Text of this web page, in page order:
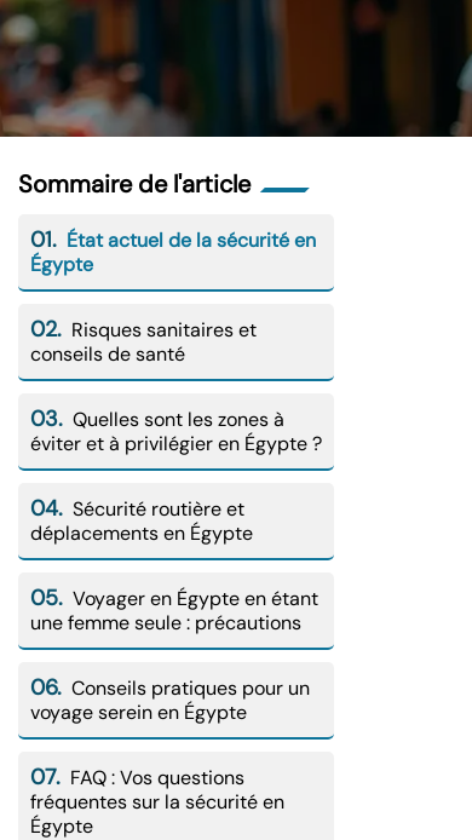
Sommaire de l'article
01. État actuel de la sécurité en
Égypte
02. Risques sanitaires et
conseils de santé
03. Quelles sont les zones à
éviter et à privilégier en Égypte ?
04. Sécurité routière et
déplacements en Égypte
05. Voyager en Égypte en étant
une femme seule : précautions
06. Conseils pratiques pour un
voyage serein en Égypte
07. FAQ : Vos questions
fréquentes sur la sécurité en
Égypte